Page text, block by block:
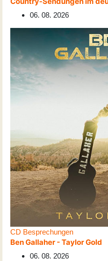
06. 08. 2026
CD Besprechungen
Ben Gallaher - Taylor Gold
06. 08. 2026